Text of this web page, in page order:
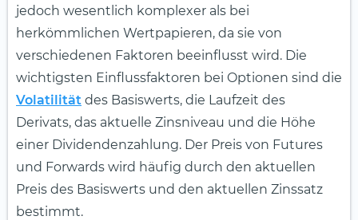
jedoch wesentlich komplexer als bei
herkömmlichen Wertpapieren, da sie von
verschiedenen Faktoren beeinflusst wird. Die
wichtigsten Einflussfaktoren bei Optionen sind die
Volatilität des Basiswerts, die Laufzeit des
Derivats, das aktuelle Zinsniveau und die Höhe
einer Dividendenzahlung. Der Preis von Futures
und Forwards wird häufig durch den aktuellen
Preis des Basiswerts und den aktuellen Zinssatz
bestimmt.